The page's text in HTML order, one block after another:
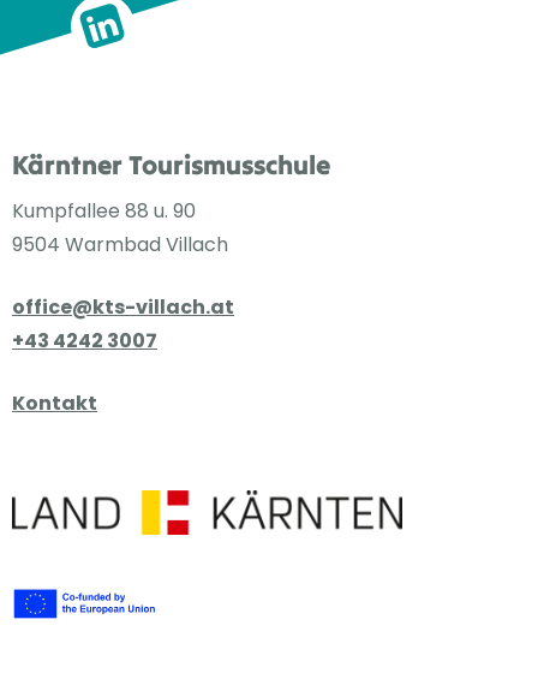
Kärntner Tourismusschule
Kumpfallee 88 u. 90
9504 Warmbad Villach
office@kts-villach.at
+43 4242 3007
Kontakt